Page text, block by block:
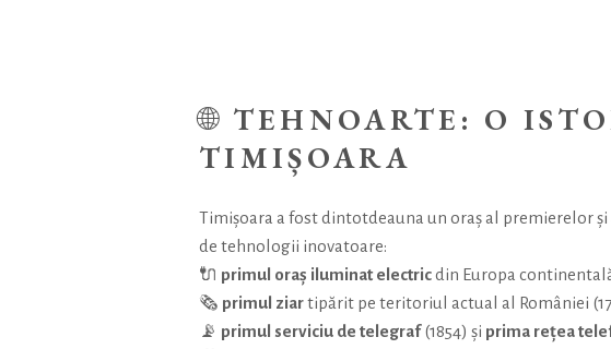
🌐 TEHNOARTE: O
TIMIȘOARA
Timișoara a fost dintotdeauna un oraș al premierelor
de tehnologii inovatoare:
🔌 primul oraș iluminat electricdin Europa
🗞️ primul ziartipărit pe teritoriul actual al României
📡 primul serviciu de telegraf(1854) și prima rețea